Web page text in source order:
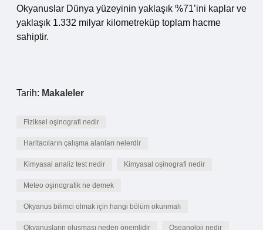
Okyanuslar Dünya yüzeyinin yaklaşık %71’ini kaplar ve
yaklaşık 1.332 milyar kilometreküp toplam hacme
sahiptir.
Tarih: Makaleler
Fiziksel oşinografi nedir
Haritacıların çalışma alanları nelerdir
Kimyasal analiz test nedir Kimyasal oşinografi nedir
Meteo oşinografik ne demek
Okyanus bilimci olmak için hangi bölüm okunmalı
Okyanusların oluşması neden önemlidir Oseanoloji nedir